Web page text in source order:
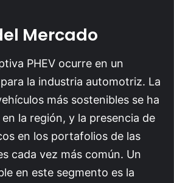
Mercado
PHEV ocurre en un
la industria automotriz. La
más sostenibles se ha
la región, y la presencia de
en los portafolios de las
cada vez más común. Un
en este segmento es la